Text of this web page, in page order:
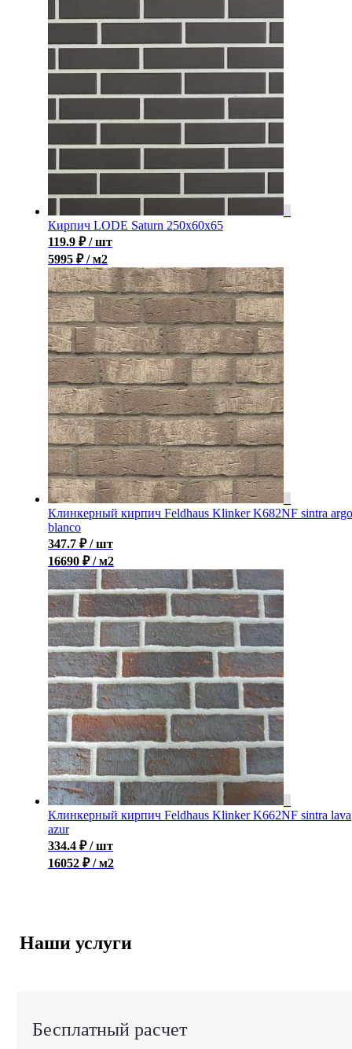
Кирпич LODE Saturn 250x60x65
119.9 ₽ / шт
5995 ₽ / м2
Клинкерный кирпич Feldhaus Klinker K682NF sintra argo
blanco
347.7 ₽ / шт
16690 ₽ / м2
Клинкерный кирпич Feldhaus Klinker K662NF sintra lava
azur
334.4 ₽ / шт
16052 ₽ / м2
Наши услуги
Бесплатный расчет